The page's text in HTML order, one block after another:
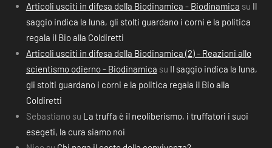
Articoli usciti in difesa della Biodinamica - Biodinamica su Il
saggio indica la luna, gli stolti guardano i corni e la politica
regala il Bio alla Coldiretti
Articoli usciti in difesa della Biodinamica (2) - Reazioni allo
scientismo odierno - Biodinamica su Il saggio indica la luna,
gli stolti guardano i corni e la politica regala il Bio alla
Coldiretti
Sebastiano su La truffa è il neoliberismo, i truffatori i suoi
esegeti, la cura siamo noi